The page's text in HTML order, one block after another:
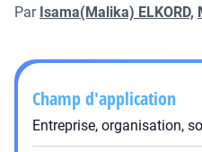
Par Isama(Malika) ELKORD,
Champ d'application
Entreprise, organisation,